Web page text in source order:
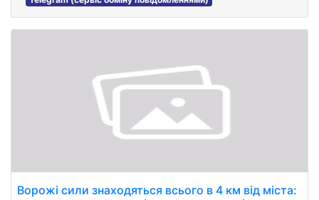
Ворожі сили знаходяться всього в 4 км від міста: